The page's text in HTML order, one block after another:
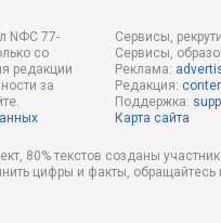
NФС 77-
со
редакции
за
Сервисы,
Сервисы,
Реклама:
Редакция:
Поддержка:
Карта сайта
80% текстов созданы
цифры и факты,